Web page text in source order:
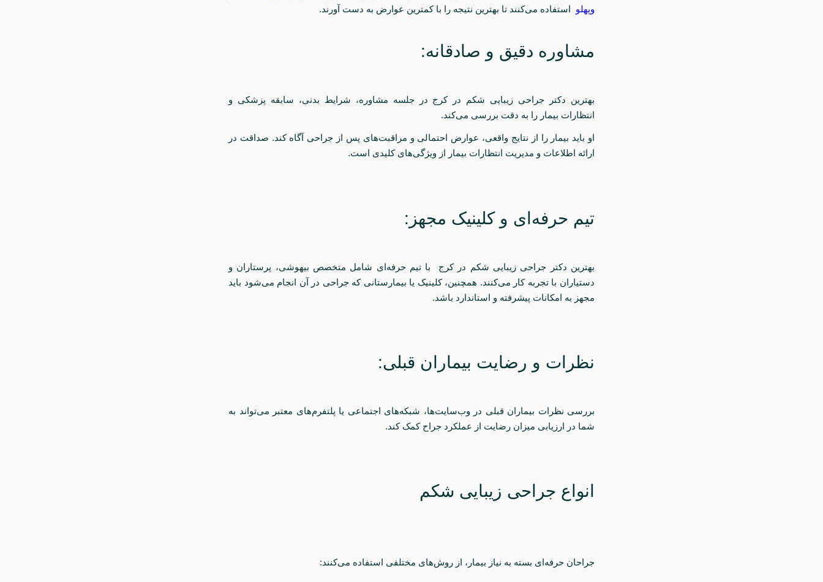
وپهلو استفاده می‌کنند تا بهترین نتیجه را با کمترین عوارض به دست آورند.
مشاوره دقیق و صادقانه:
بهترین دکتر جراحی زیبایی شکم در کرج در جلسه مشاوره، شرایط بدنی، سابقه پزشکی و
انتظارات بیمار را به دقت بررسی می‌کند.
او باید بیمار را از نتایج واقعی، عوارض احتمالی و مراقبت‌های پس از جراحی آگاه کند. صداقت در
ارائه اطلاعات و مدیریت انتظارات بیمار از ویژگی‌های کلیدی است.
تیم حرفه‌ای و کلینیک مجهز:
بهترین دکتر جراحی زیبایی شکم در کرج با تیم‌ حرفه‌ای شامل متخصص بیهوشی، پرستاران و
دستیاران با تجربه کار می‌کنند. همچنین، کلینیک یا بیمارستانی که جراحی در آن انجام می‌شود باید
مجهز به امکانات پیشرفته و استاندارد باشد.
نظرات و رضایت بیماران قبلی:
بررسی نظرات بیماران قبلی در وب‌سایت‌ها، شبکه‌های اجتماعی یا پلتفرم‌های معتبر می‌تواند به
شما در ارزیابی میزان رضایت از عملکرد جراح کمک کند.
انواع جراحی زیبایی شکم
جراحان حرفه‌ای بسته به نیاز بیمار، از روش‌های مختلفی استفاده می‌کنند: